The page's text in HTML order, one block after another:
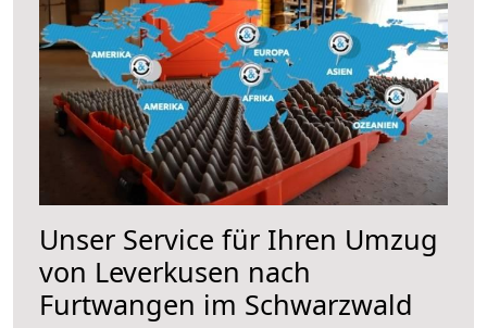
Unser Service für Ihren Umzug
von Leverkusen nach
Furtwangen im Schwarzwald